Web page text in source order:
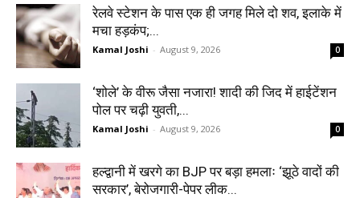
रेलवे स्टेशन के पास एक ही जगह मिले दो शव, इलाके में
मचा हड़कंप;...
Kamal Joshi - August 9, 2026 0
‘शोले’ के वीरू जैसा नजारा! शादी की जिद में हाईटेंशन
पोल पर चढ़ी युवती,...
Kamal Joshi - August 9, 2026 0
हल्द्वानी में खरगे का BJP पर बड़ा हमलाः ‘झूठे वादों की
सरकार’, बेरोजगारी-पेपर लीक...